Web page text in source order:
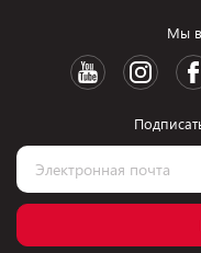
Мы в